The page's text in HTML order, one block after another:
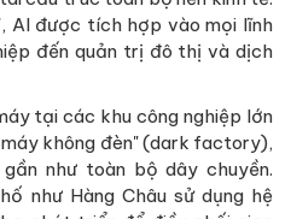
AI được tích hợp vào mọi lĩnh
đến quản trị đô thị và dịch
tại các khu công nghiệp lớn
không đèn" (dark factory),
như toàn bộ dây chuyền.
như Hàng Châu sử dụng hệ